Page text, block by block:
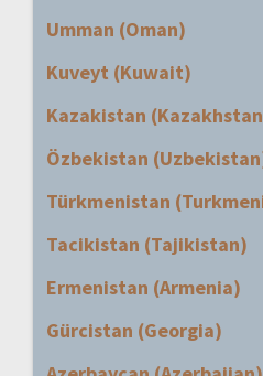
Umman (Oman)
Kuveyt (Kuwait)
Kazakistan
Özbekistan
Türkmenistan
Tacikistan (Tajikistan)
Ermenistan (Armenia)
Gürcistan (Georgia)